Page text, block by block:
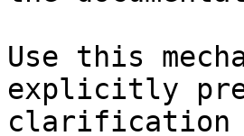
Use this
explicitly
clarification